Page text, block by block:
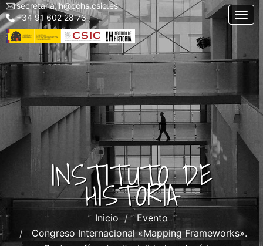
Pasar
al
contenido
Menu
top
left
secretaria.ih@cchs.csic.es
+34 91 602 28 73
INSTITUTO DE
HISTORIA
Inicio
Evento
Congreso Internacional «Mapping Frameworks».